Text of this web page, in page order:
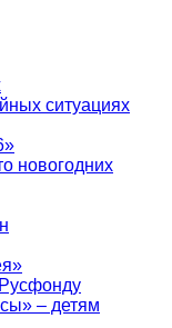
ситуациях
новогодних
– детям